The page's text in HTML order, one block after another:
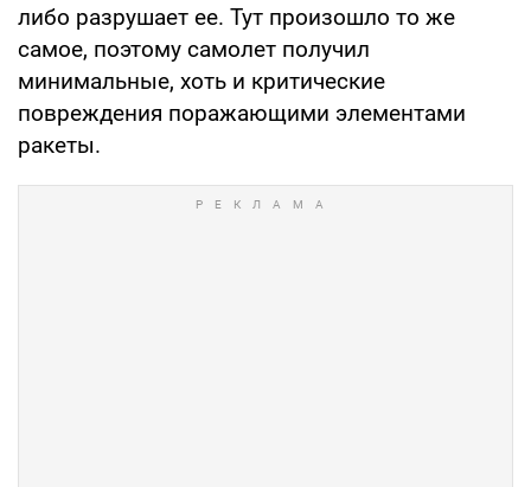
либо разрушает ее. Тут произошло то же
самое, поэтому самолет получил
минимальные, хоть и критические
повреждения поражающими элементами
ракеты.